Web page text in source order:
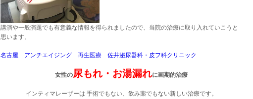
講演や一般演題でも有意義な情報を得られましたので、当院の治療に取り入れていこうと
思います。
名古屋 アンチエイジング 再生医療 佐井泌尿器科・皮フ科クリニック
女性の尿もれ・お湯漏れに画期的治療
インティマレーザーは 手術でもない、飲み薬でもない新しい治療です。